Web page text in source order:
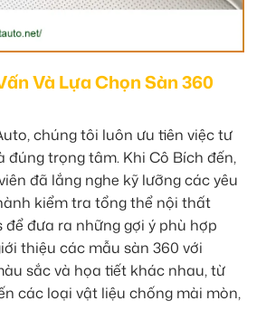
Và Lựa Chọn Sàn 360
chúng tôi luôn ưu tiên việc tư
đúng trọng tâm. Khi Cô Bích đến,
đã lắng nghe kỹ lưỡng các yêu
kiểm tra tổng thể nội thất
để đưa ra những gợi ý phù hợp
thiệu các mẫu sàn 360 với
sắc và họa tiết khác nhau, từ
các loại vật liệu chống mài mòn,